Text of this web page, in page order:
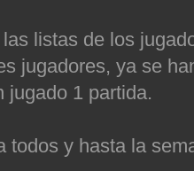
listas de los
jugadores, ya se
jugado 1 partida.
todos y hasta la